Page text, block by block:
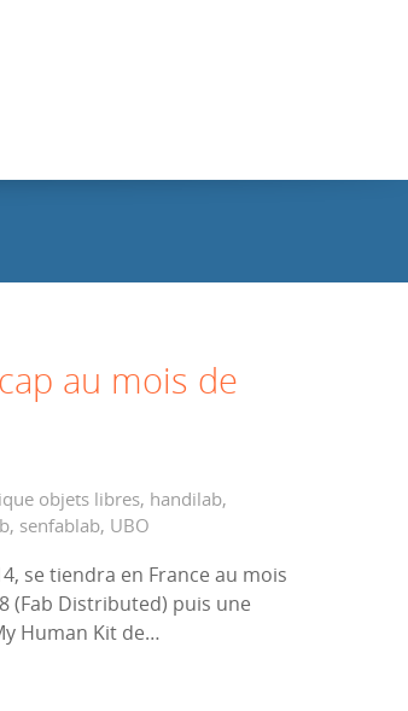
au mois de
objets libres, handilab,
, senfablab, UBO
se tiendra en France au mois
(Fab Distributed) puis une
Human Kit de…